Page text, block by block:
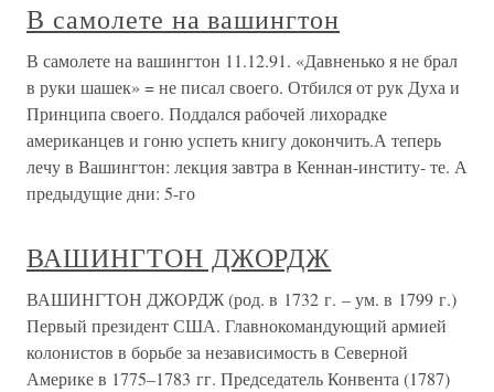
В самолете на вашингтон
В самолете на вашингтон 11.12.91. «Давненько я не брал
в руки шашек» = не писал своего. Отбился от рук Духа и
Принципа своего. Поддался рабочей лихорадке
американцев и гоню успеть книгу докончить.А теперь
лечу в Вашингтон: лекция завтра в Кеннан-институ- те. А
предыдущие дни: 5-го
ВАШИНГТОН ДЖОРДЖ
ВАШИНГТОН ДЖОРДЖ (род. в 1732 г. – ум. в 1799 г.)
Первый президент США. Главнокомандующий армией
колонистов в борьбе за независимость в Северной
Америке в 1775–1783 гг. Председатель Конвента (1787)